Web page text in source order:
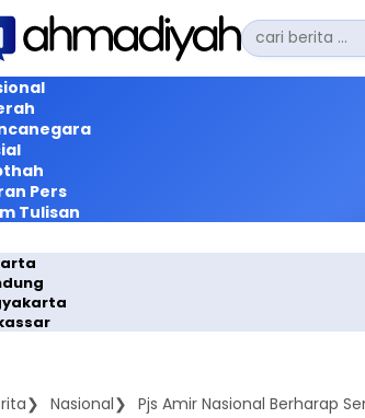
Pencarian
untuk:
Pers
Tulisan
Nasional